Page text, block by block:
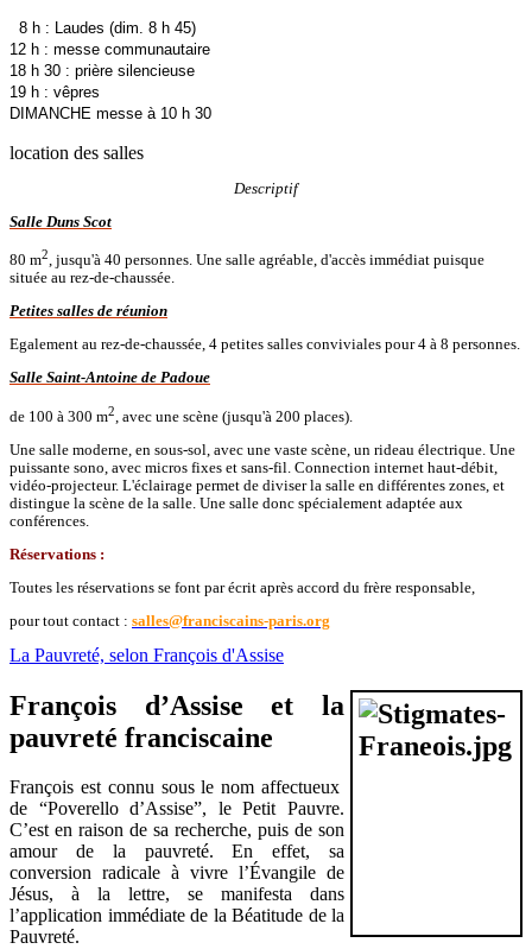
8 h : Laudes (dim. 8 h 45)
12 h : messe communautaire
18 h 30 : prière silencieuse
19 h : vêpres
DIMANCHE messe à 10 h 30
location des salles
Descriptif
Salle Duns Scot
80 m2, jusqu'à 40 personnes. Une salle agréable, d'accès immédiat puisque
située au rez-de-chaussée.
Petites salles de réunion
Egalement au rez-de-chaussée, 4 petites salles conviviales pour 4 à 8 personnes.
Salle Saint-Antoine de Padoue
de 100 à 300 m2 , avec une scène (jusqu'à 200 places).
Une salle moderne, en sous-sol, avec une vaste scène, un rideau électrique. Une
puissante sono, avec micros fixes et sans-fil. Connection internet haut-débit,
vidéo-projecteur. L'éclairage permet de diviser la salle en différentes zones, et
distingue la scène de la salle. Une salle donc spécialement adaptée aux
conférences.
Réservations :
Toutes les réservations se font par écrit après accord du frère responsable,
pour tout contact : salles@franciscains-paris.org
La Pauvreté, selon François d'Assise
François d’Assise et la
pauvreté franciscaine
François est connu sous le nom affectueux
de “Poverello d’Assise”, le Petit Pauvre.
C’est en raison de sa recherche, puis de son
amour de la pauvreté. En effet, sa
conversion radicale à vivre l’Évangile de
Jésus, à la lettre, se manifesta dans
l’application immédiate de la Béatitude de la
Pauvreté.